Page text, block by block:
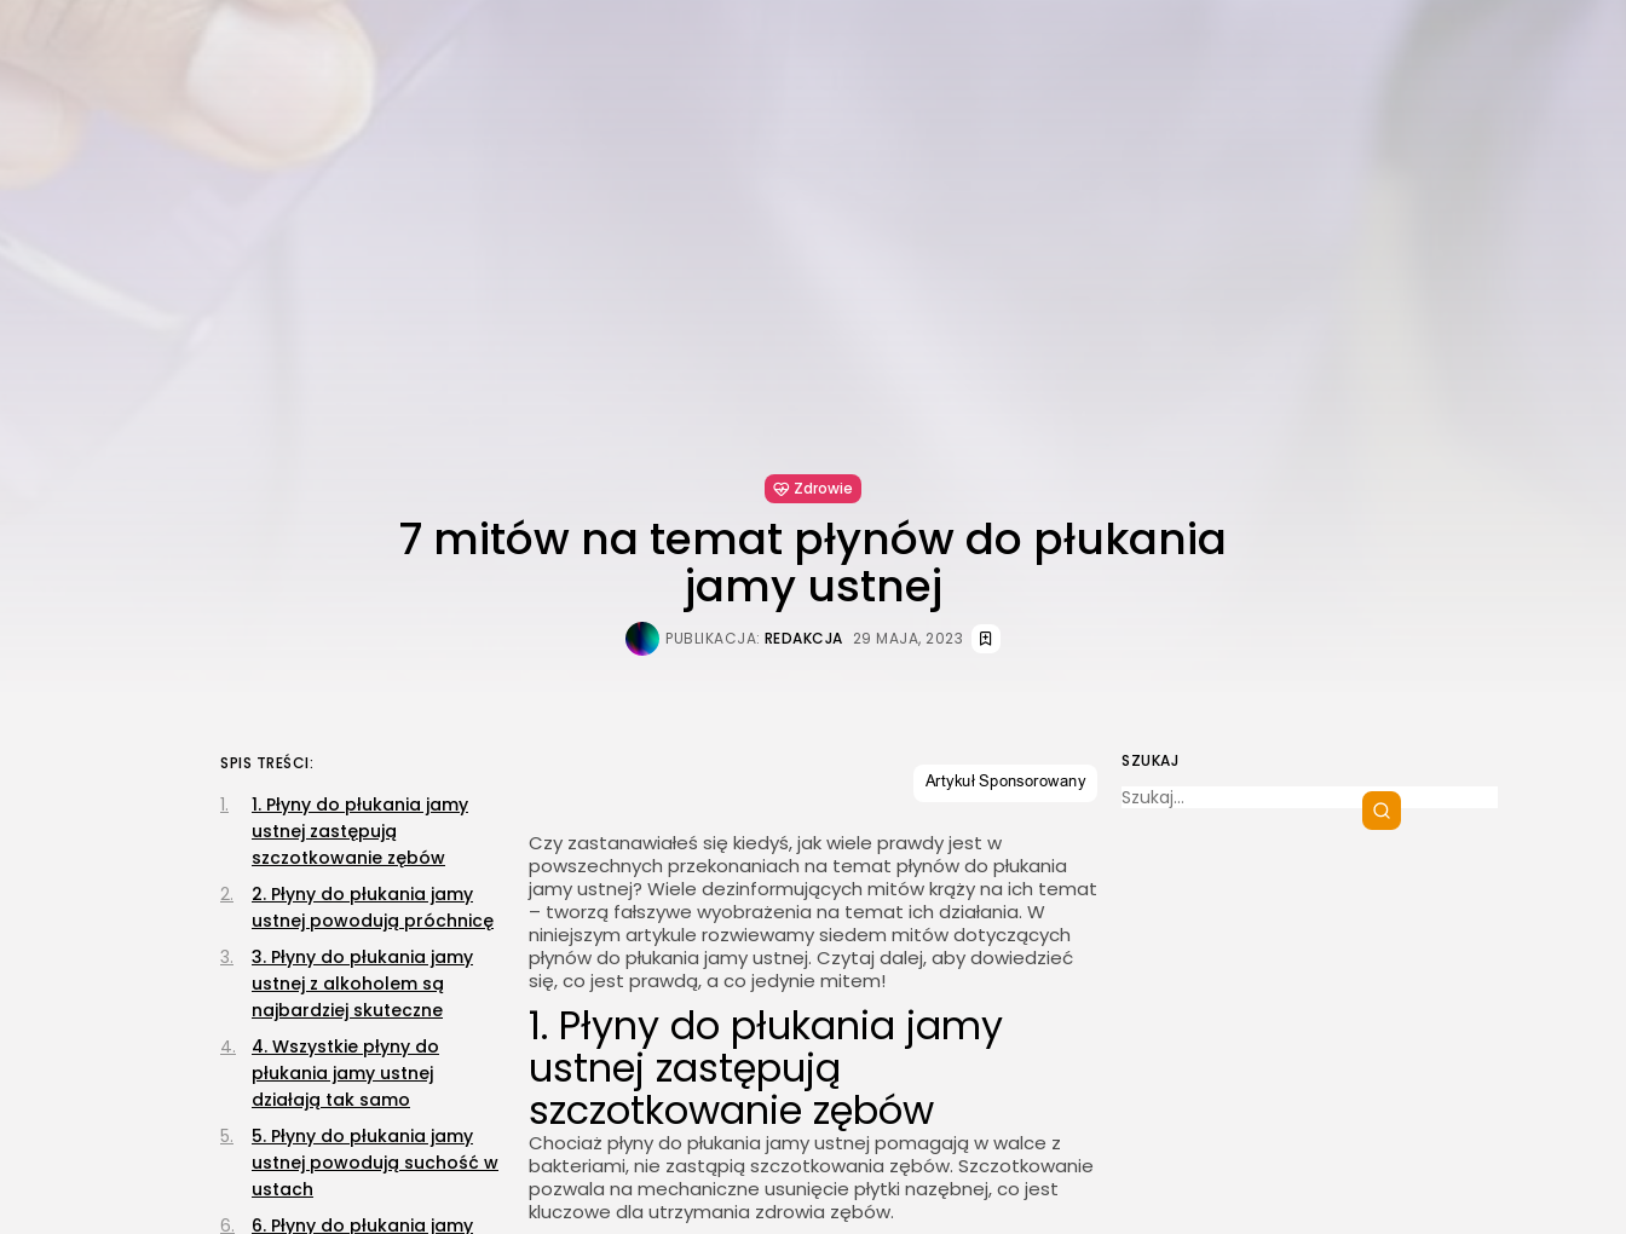
Zdrowie
7 mitów na temat płynów do płukania
jamy ustnej
PUBLIKACJA: REDAKCJA 29 MAJA, 2023
SZUKAJ
Czy zastanawiałeś się kiedyś, jak wiele prawdy jest w
powszechnych przekonaniach na temat płynów do płukania
jamy ustnej? Wiele dezinformujących mitów krąży na ich temat
– tworzą fałszywe wyobrażenia na temat ich działania. W
niniejszym artykule rozwiewamy siedem mitów dotyczących
płynów do płukania jamy ustnej. Czytaj dalej, aby dowiedzieć
się, co jest prawdą, a co jedynie mitem!
1. Płyny do płukania jamy
ustnej zastępują
szczotkowanie zębów
Chociaż płyny do płukania jamy ustnej pomagają w walce z
bakteriami, nie zastąpią szczotkowania zębów. Szczotkowanie
pozwala na mechaniczne usunięcie płytki nazębnej, co jest
kluczowe dla utrzymania zdrowia zębów.
SPIS TREŚCI:
1. Płyny do płukania jamy
ustnej zastępują
szczotkowanie zębów
2. Płyny do płukania jamy
ustnej powodują próchnicę
3. Płyny do płukania jamy
ustnej z alkoholem są
najbardziej skuteczne
4. Wszystkie płyny do
płukania jamy ustnej
działają tak samo
5. Płyny do płukania jamy
ustnej powodują suchość w
ustach
6. Płyny do płukania jamy